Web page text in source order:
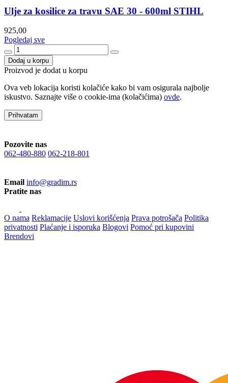
Ulje za kosilice za travu SAE 30 - 600ml STIHL
925,00
Pogledaj sve
Dodaj u korpu
Proizvod je dodat u korpu
Ova veb lokacija koristi kolačiće kako bi vam osigurala najbolje
iskustvo. Saznajte više o cookie-ima (kolačićima) ovde.
Prihvatam
Pozovite nas
062-480-880 062-218-801
Email info@gradim.rs
Pratite nas
O nama Reklamacije Uslovi korišćenja Prava potrošača Politika
privatnosti Plaćanje i isporuka Blogovi Pomoć pri kupovini
Brendovi